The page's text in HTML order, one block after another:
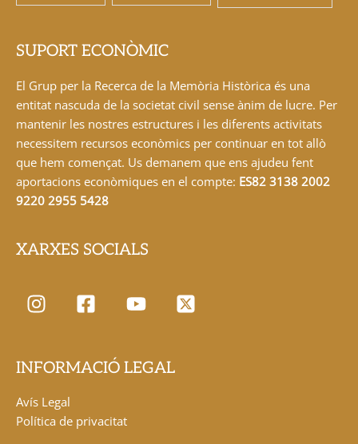
SUPORT ECONÒMIC
El Grup per la Recerca de la Memòria Històrica és una
entitat nascuda de la societat civil sense ànim de lucre. Per
mantenir les nostres estructures i les diferents activitats
necessitem recursos econòmics per continuar en tot allò
que hem començat. Us demanem que ens ajudeu fent
aportacions econòmiques en el compte: ES82 3138 2002
9220 2955 5428
XARXES SOCIALS
INFORMACIÓ LEGAL
Avís Legal
Política de privacitat